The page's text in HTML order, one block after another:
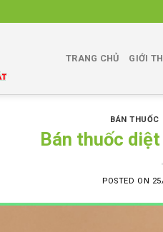
TRANG CHỦ GIỚI
BÁN THUỐC
Bán thuốc
POSTED ON